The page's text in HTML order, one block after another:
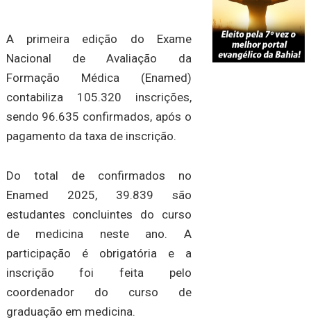
A primeira edição do Exame
Nacional de Avaliação da
Formação Médica (Enamed)
contabiliza 105.320 inscrições,
sendo 96.635 confirmados, após o
pagamento da taxa de inscrição.
Do total de confirmados no
Enamed 2025, 39.839 são
estudantes concluintes do curso
de medicina neste ano. A
participação é obrigatória e a
inscrição foi feita pelo
coordenador do curso de
graduação em medicina.